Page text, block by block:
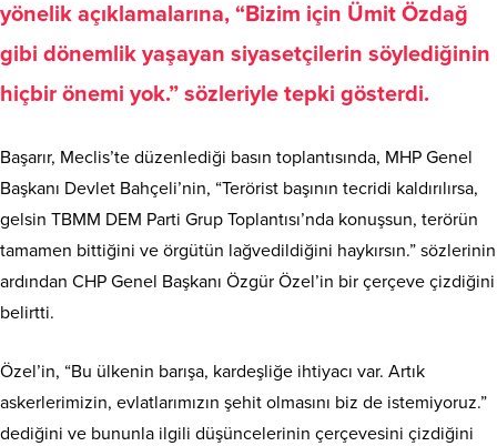
yönelik açıklamalarına, “Bizim için Ümit Özdağ
gibi dönemlik yaşayan siyasetçilerin söylediğinin
hiçbir önemi yok.” sözleriyle tepki gösterdi.
Başarır, Meclis’te düzenlediği basın toplantısında, MHP Genel
Başkanı Devlet Bahçeli’nin, “Terörist başının tecridi kaldırılırsa,
gelsin TBMM DEM Parti Grup Toplantısı’nda konuşsun, terörün
tamamen bittiğini ve örgütün lağvedildiğini haykırsın.” sözlerinin
ardından CHP Genel Başkanı Özgür Özel’in bir çerçeve çizdiğini
belirtti.
Özel’in, “Bu ülkenin barışa, kardeşliğe ihtiyacı var. Artık
askerlerimizin, evlatlarımızın şehit olmasını biz de istemiyoruz.”
dediğini ve bununla ilgili düşüncelerinin çerçevesini çizdiğini